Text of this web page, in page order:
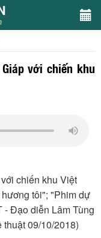
với chiến khu
chiến khu Việt
tôi"; "Phim dự
- Đạo diễn Lâm Tùng
09/10/2018)